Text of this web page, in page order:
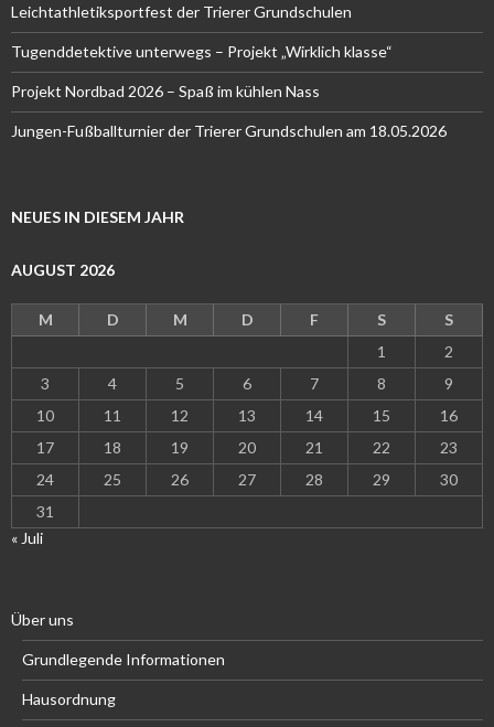
Leichtathletiksportfest der Trierer Grundschulen
Tugenddetektive unterwegs – Projekt „Wirklich klasse“
Projekt Nordbad 2026 – Spaß im kühlen Nass
Jungen-Fußballturnier der Trierer Grundschulen am 18.05.2026
NEUES IN DIESEM JAHR
AUGUST 2026
M D M D F S
S
1
2
3
4 5 6 7 8
9
10
11 12 13 14 15
16
17
18 19 20 21 22
23
24
25 26 27 28 29
30
31
« Juli
Über uns
Grundlegende Informationen
Hausordnung